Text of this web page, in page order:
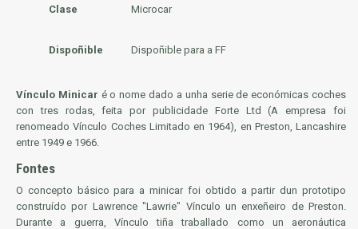
Clase Microcar
Dispoñible Dispoñible para a FF
Vínculo Minicar é o nome dado a unha serie de económicas coches
con tres rodas, feita por publicidade Forte Ltd (A empresa foi
renomeado Vínculo Coches Limitado en 1964), en Preston, Lancashire
entre 1949 e 1966.
Fontes
O concepto básico para a minicar foi obtido a partir dun prototipo
construído por Lawrence "Lawrie" Vínculo un enxeñeiro de Preston.
Durante a guerra, Vínculo tiña traballado como un aeronáutica